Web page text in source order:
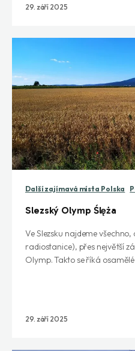
29. září 2025
Další zajímavá místa Polska
Slezský Olymp Ślęża
Ve Slezsku najdeme
radiostanice), přes největší
Olymp. Takto se říká osamělé
29. září 2025